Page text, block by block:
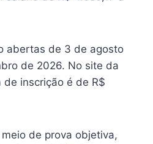
abertas de 3 de agosto
de 2026. No site da
de inscrição é de R$
de prova objetiva,